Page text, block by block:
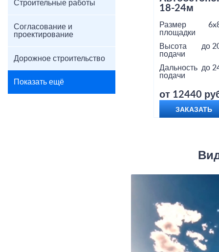
Строительные работы
Согласование и
проектирование
Дорожное строительство
Показать ещё
18-24м
Размер
площадки
Высота
подачи
до
Дальность
подачи
до
от 12440
ЗАКАЗАТЬ